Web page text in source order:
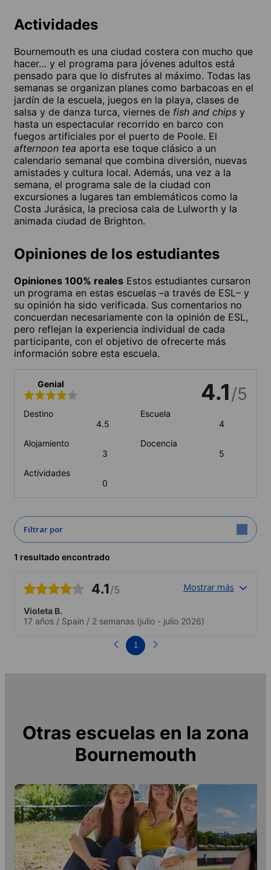
Actividades
Bournemouth es una ciudad costera con mucho que
hacer… y el programa para jóvenes adultos está
pensado para que lo disfrutes al máximo. Todas las
semanas se organizan planes como barbacoas en el
jardín de la escuela, juegos en la playa, clases de
salsa y de danza turca, viernes de fish and chips y
hasta un espectacular recorrido en barco con
fuegos artificiales por el puerto de Poole. El
afternoon tea aporta ese toque clásico a un
calendario semanal que combina diversión, nuevas
amistades y cultura local. Además, una vez a la
semana, el programa sale de la ciudad con
excursiones a lugares tan emblemáticos como la
Costa Jurásica, la preciosa cala de Lulworth y la
animada ciudad de Brighton.
Opiniones de los estudiantes
Opiniones 100% reales Estos estudiantes cursaron
un programa en estas escuelas –a través de ESL– y
su opinión ha sido verificada. Sus comentarios no
concuerdan necesariamente con la opinión de ESL,
pero reflejan la experiencia individual de cada
participante, con el objetivo de ofrecerte más
información sobre esta escuela.
Genial 4.1/5
Destino
4.5
Escuela
4
Alojamiento
3
Docencia
5
Actividades
0
Filtrar por
1 resultado encontrado
4.1/5 Mostrar más
Violeta B.
17 años / Spain / 2 semanas (julio - julio 2026)
1
Otras escuelas en la zona
Bournemouth